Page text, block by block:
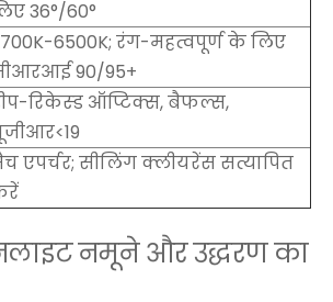
36°/60°
6500K; रंग-महत्वपूर्ण के लिए
90/95+
रिकेस्ड ऑप्टिक्स, बैफल्स,
एपर्चर; सीलिंग क्लीयरेंस सत्यापित
नमूने और उद्धरण का